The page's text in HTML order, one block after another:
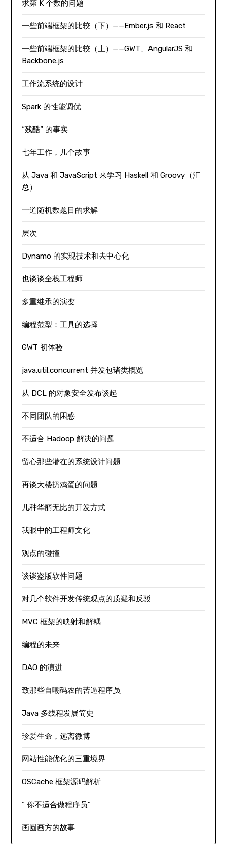
求第 K 个数的问题
一些前端框架的比较（下）——Ember.js 和 React
一些前端框架的比较（上）——GWT、AngularJS 和
Backbone.js
工作流系统的设计
Spark 的性能调优
“残酷” 的事实
七年工作，几个故事
从 Java 和 JavaScript 来学习 Haskell 和 Groovy（汇
总）
一道随机数题目的求解
层次
Dynamo 的实现技术和去中心化
也谈谈全栈工程师
多重继承的演变
编程范型：工具的选择
GWT 初体验
java.util.concurrent 并发包诸类概览
从 DCL 的对象安全发布谈起
不同团队的困惑
不适合 Hadoop 解决的问题
留心那些潜在的系统设计问题
再谈大楼扔鸡蛋的问题
几种华丽无比的开发方式
我眼中的工程师文化
观点的碰撞
谈谈盗版软件问题
对几个软件开发传统观点的质疑和反驳
MVC 框架的映射和解耦
编程的未来
DAO 的演进
致那些自嘲码农的苦逼程序员
Java 多线程发展简史
珍爱生命，远离微博
网站性能优化的三重境界
OSCache 框架源码解析
“ 你不适合做程序员”
画圆画方的故事